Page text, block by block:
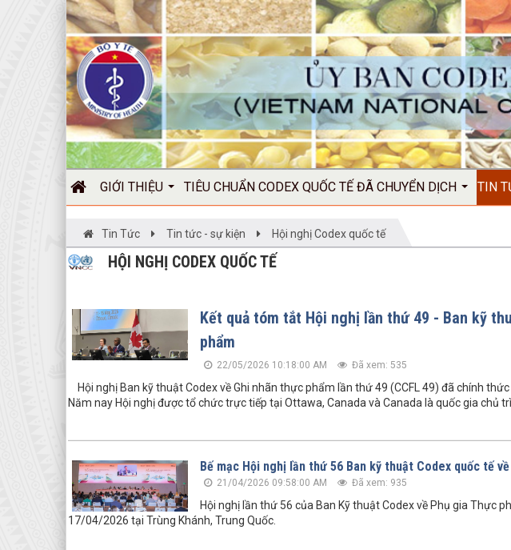
GIỚI THIỆU TIÊU CHUẨN CODEX QUỐC TẾ ĐÃ CHUYỂN DỊCH TIN
Tin Tức Tin tức - sự kiện Hội nghị Codex quốc tế
HỘI NGHỊ CODEX QUỐC TẾ
Kết quả tóm tắt Hội nghị lần thứ 49 - Ban kỹ
phẩm
22/05/2026 10:18:00 AM Đã xem: 535
Hội nghị Ban kỹ thuật Codex về Ghi nhãn thực phẩm lần thứ 49 (CCFL 49) đã chính
Năm nay Hội nghị được tổ chức trực tiếp tại Ottawa, Canada và Canada là quốc gia chủ trì
Bế mạc Hội nghị lần thứ 56 Ban kỹ thuật Codex quốc tế
21/04/2026 09:58:00 AM Đã xem: 935
Hội nghị lần thứ 56 của Ban Kỹ thuật Codex về Phụ gia Thực
17/04/2026 tại Trùng Khánh, Trung Quốc.